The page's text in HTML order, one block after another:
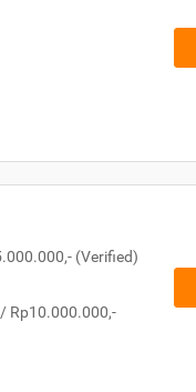
(Verified)
Rp10.000.000,-